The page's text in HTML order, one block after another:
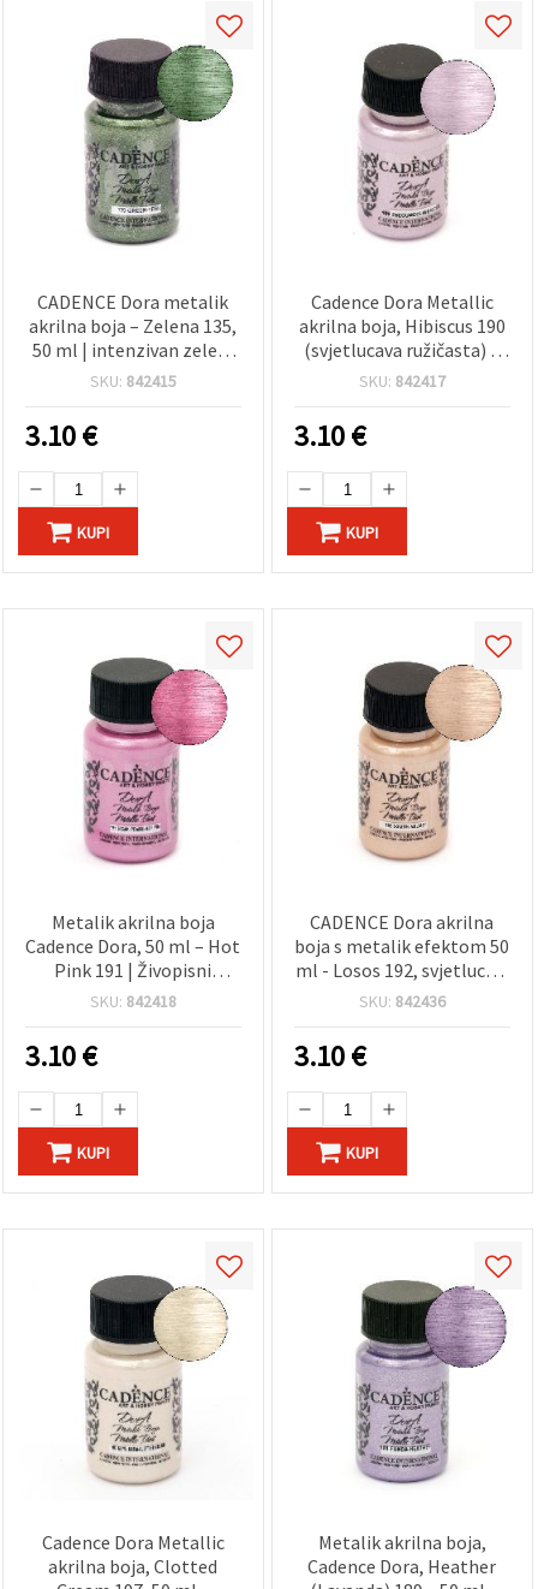
CADENCE Dora metalik
akrilna boja – Zelena 135,
50 ml | intenzivan zeleni
sjaj, glatko nanošenje za
platno, drvo i papir
SKU: 842415
3.10€
KUPI
Cadence Dora Metallic
akrilna boja, Hibiscus 190
(svjetlucava ružičasta) –
50 ml | Vrhunska boja s
hobi, DIY i dekorativne
projekte
SKU: 842417
3.10€
KUPI
Metalik akrilna boja
Cadence Dora, 50 ml – Hot
Pink 191 | Živopisni
metalik završni sjaj za DIY,
projekte: platno, drvo,
papir i plastika
SKU: 842418
3.10€
KUPI
CADENCE Dora akrilna
boja s metalik efektom 50
ml - Losos 192, svjetlucavi
(shimmer) završetak,
različite površine, za DIY,
hobi & craft i umjetničke
projekte
SKU: 842436
3.10€
KUPI
Cadence Dora Metallic
akrilna boja, Clotted
Metalik akrilna boja,
Cadence Dora, Heather